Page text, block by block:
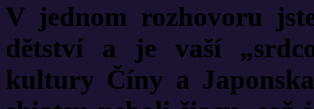
V jednom rozhovoru
dětství a je vaší
kultury Číny a